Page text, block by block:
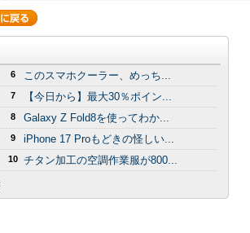
6 このスマホクーラー、めっち...
7 【今日から】最大30％ポイン...
8 Galaxy Z Fold8を使ってわか...
9 iPhone 17 Proもどきの怪しい...
10 チタン加工の空調作業服が800...